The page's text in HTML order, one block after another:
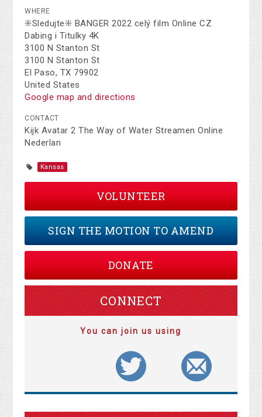
WHERE
⁜Sledujte⁜ BANGER 2022 celý film Online CZ
Dabing i Titulky 4K
3100 N Stanton St
3100 N Stanton St
El Paso, TX 79902
United States
Google map and directions
CONTACT
Kijk Avatar 2 The Way of Water Streamen Online
Nederlan
Kansas
VOLUNTEER
SIGN THE MOTION TO AMEND
DONATE
CONNECT
You can join us using